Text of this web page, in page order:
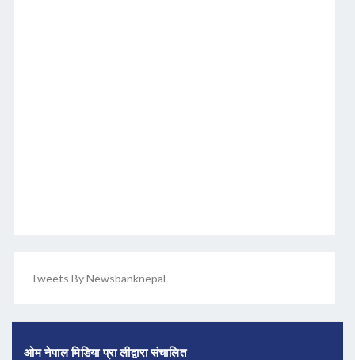
Tweets By Newsbanknepal
ओम नेपाल मिडिया प्रा लीद्वारा संचालित